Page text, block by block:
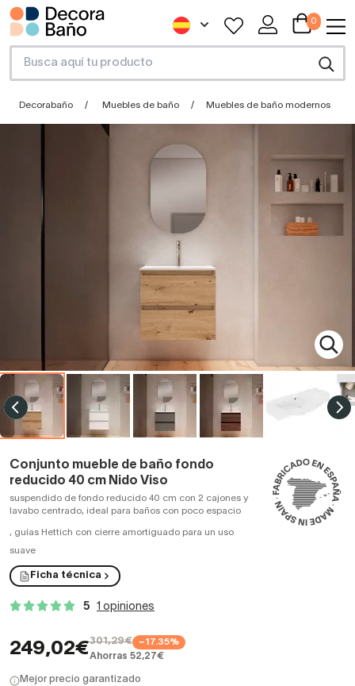
0
Decorabaño Muebles de baño Muebles de baño modernos
Conjunto mueble de baño fondo
reducido 40 cm Nido Viso
suspendido de fondo reducido 40 cm con 2 cajones y
lavabo centrado, ideal para baños con poco espacio
, guías Hettich con cierre amortiguado para un uso
suave
Ficha técnica
5 1 opiniones
249,02€301,29€ −17.35%
Ahorras 52,27€
Mejor precio garantizado